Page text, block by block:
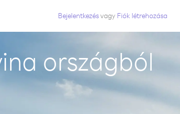
Bejelentkezésvagy Fiók létrehozása
országból